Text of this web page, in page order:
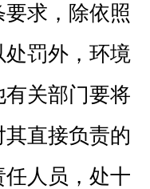
求，除依照
罚外，环境
关部门要将
直接负责的
人员，处十